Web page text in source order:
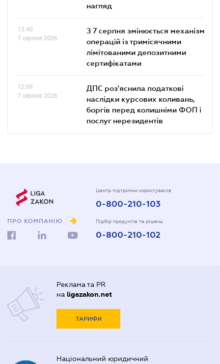
нагляд
13.40
7 серпня 2026
З 7 серпня змінюється механізм
операцій із тримісячними
лімітованими депозитними
сертифікатами
12.09
7 серпня 2026
ДПС роз'яснила податкові
наслідки курсових коливань,
боргів перед колишніми ФОП і
послуг нерезидентів
ПРО КОМПАНІЮ
Центр підтримки користувачів
0-800-210-103
Підбір продуктів та рішень
0-800-210-102
Реклама та PR
на ligazakon.net
ТАРИФИ
Національний юридичний